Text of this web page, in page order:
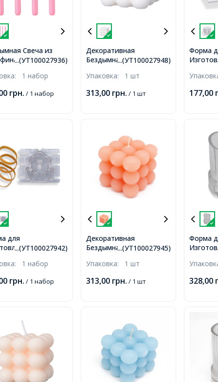
...(УТ100027936)
Свеча из
Цвет:
4шт/набор,
1 набор
грн. / 1 набор
...(УТ100027948)
Декоративная
Бездымная Свеча из
62х62х58мм,
Упаковка: 1 шт
313,00 грн. / 1 шт
Форма
Размер:
177,00
...(УТ100027942)
для
Свечи,
с
1 набор
грн. / 1 набор
...(УТ100027945)
Декоративная
Бездымная Свеча из
62х62х58мм,
Упаковка: 1 шт
313,00 грн. / 1 шт
Форма
328,00